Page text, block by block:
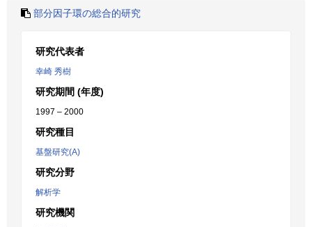
部分因子環の総合的研究
研究代表者
幸崎 秀樹
研究期間 (年度)
1997 – 2000
研究種目
基盤研究(A)
研究分野
解析学
研究機関